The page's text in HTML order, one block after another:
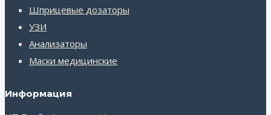
Шприцевые дозаторы
УЗИ
Анализаторы
Маски медицинские
Информация